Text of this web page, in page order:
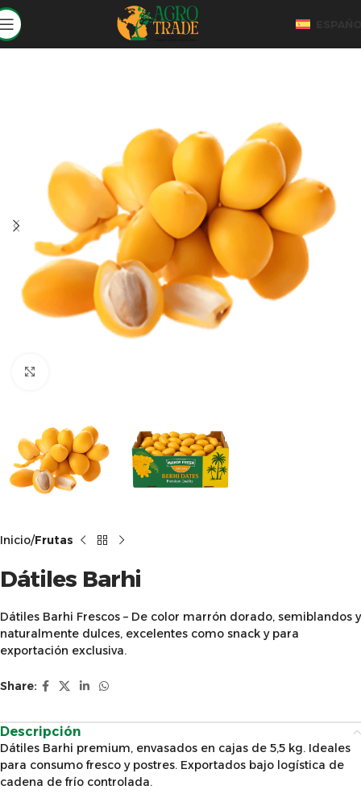
Inicio Frutas
Dátiles Barhi
Dátiles Barhi Frescos – De color marrón dorado, semiblandos y
naturalmente dulces, excelentes como snack y para
exportación exclusiva.
Share:
Descripción
Dátiles Barhi premium, envasados en cajas de 5,5 kg. Ideales
para consumo fresco y postres. Exportados bajo logística de
cadena de frío controlada.